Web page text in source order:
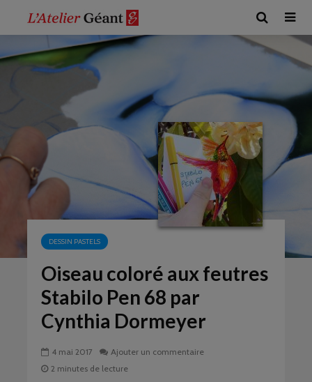
DESSIN PASTELS
Oiseau coloré aux feutres
Stabilo Pen 68 par
Cynthia Dormeyer
4 mai 2017
Ajouter un commentaire
2 minutes de lecture